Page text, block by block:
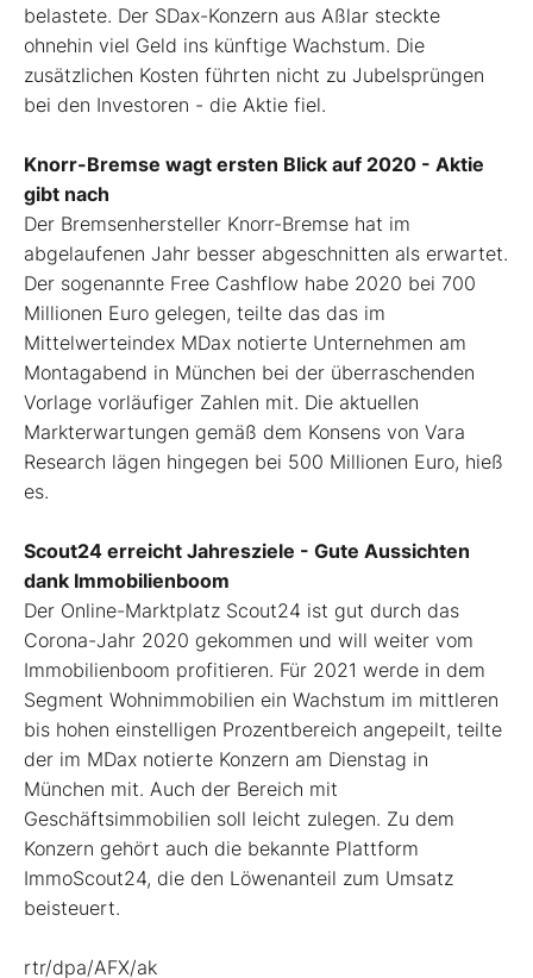
belastete. Der SDax-Konzern aus Aßlar steckte
ohnehin viel Geld ins künftige Wachstum. Die
zusätzlichen Kosten führten nicht zu Jubelsprüngen
bei den Investoren - die Aktie fiel.
Knorr-Bremse wagt ersten Blick auf 2020 - Aktie
gibt nach
Der Bremsenhersteller Knorr-Bremse hat im
abgelaufenen Jahr besser abgeschnitten als erwartet.
Der sogenannte Free Cashflow habe 2020 bei 700
Millionen Euro gelegen, teilte das das im
Mittelwerteindex MDax notierte Unternehmen am
Montagabend in München bei der überraschenden
Vorlage vorläufiger Zahlen mit. Die aktuellen
Markterwartungen gemäß dem Konsens von Vara
Research lägen hingegen bei 500 Millionen Euro, hieß
es.
Scout24 erreicht Jahresziele - Gute Aussichten
dank Immobilienboom
Der Online-Marktplatz Scout24 ist gut durch das
Corona-Jahr 2020 gekommen und will weiter vom
Immobilienboom profitieren. Für 2021 werde in dem
Segment Wohnimmobilien ein Wachstum im mittleren
bis hohen einstelligen Prozentbereich angepeilt, teilte
der im MDax notierte Konzern am Dienstag in
München mit. Auch der Bereich mit
Geschäftsimmobilien soll leicht zulegen. Zu dem
Konzern gehört auch die bekannte Plattform
ImmoScout24, die den Löwenanteil zum Umsatz
beisteuert.
rtr/dpa/AFX/ak